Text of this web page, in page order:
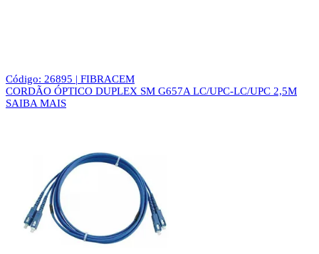
Código: 26895 | FIBRACEM
CORDÃO ÓPTICO DUPLEX SM G657A LC/UPC-LC/UPC 2,5M
SAIBA MAIS